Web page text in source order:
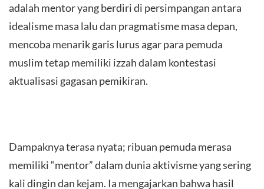
adalah mentor yang berdiri di persimpangan antara
idealisme masa lalu dan pragmatisme masa depan,
mencoba menarik garis lurus agar para pemuda
muslim tetap memiliki izzah dalam kontestasi
aktualisasi gagasan pemikiran.
Dampaknya terasa nyata; ribuan pemuda merasa
memiliki “mentor” dalam dunia aktivisme yang sering
kali dingin dan kejam. Ia mengajarkan bahwa hasil